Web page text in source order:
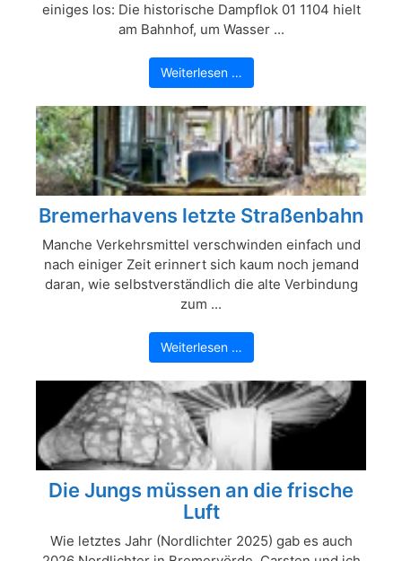
einiges los: Die historische Dampflok 01 1104 hielt
am Bahnhof, um Wasser ...
Weiterlesen …
Bremerhavens letzte Straßenbahn
Manche Verkehrsmittel verschwinden einfach und
nach einiger Zeit erinnert sich kaum noch jemand
daran, wie selbstverständlich die alte Verbindung
zum ...
Weiterlesen …
Die Jungs müssen an die frische
Luft
Wie letztes Jahr (Nordlichter 2025) gab es auch